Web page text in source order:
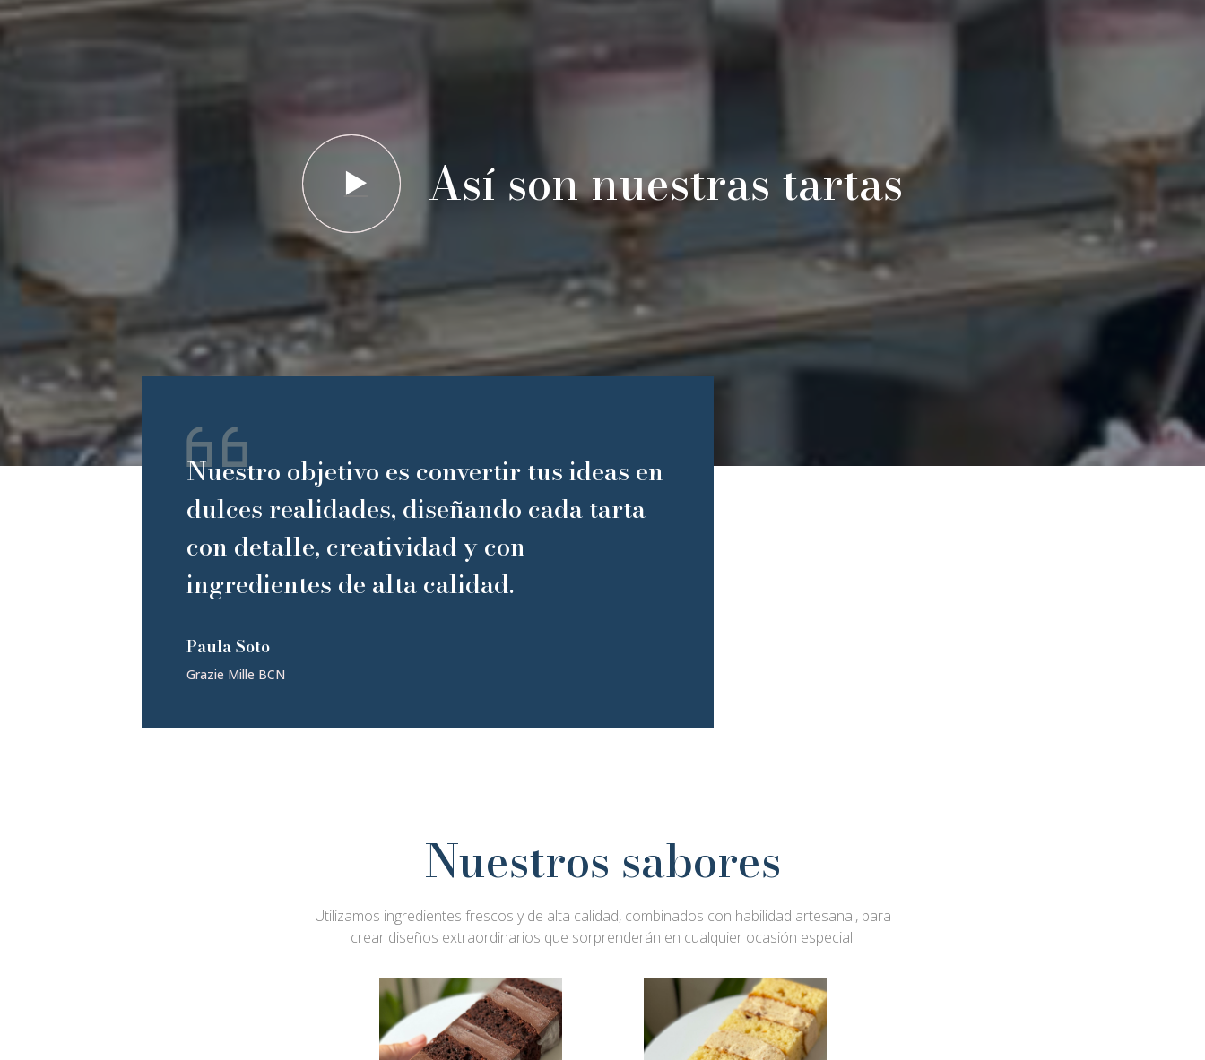
Así son nuestras tartas
Nuestro objetivo es convertir tus ideas en
dulces realidades, diseñando cada tarta
con detalle, creatividad y con
ingredientes de alta calidad.
Paula Soto
Grazie Mille BCN
Nuestros sabores
Utilizamos ingredientes frescos y de alta calidad, combinados con habilidad artesanal, para
crear diseños extraordinarios que sorprenderán en cualquier ocasión especial.